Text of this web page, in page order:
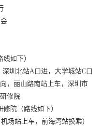
如下）
圳北站A口进，大学城站C口
，丽山路南站上车，深圳市
修院
院（路线如下）
场站上车，前海湾站换乘）